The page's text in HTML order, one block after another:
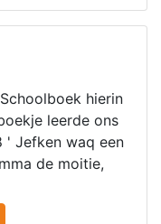
hierin
leerde ons
' Jefken waq een
de moitie,